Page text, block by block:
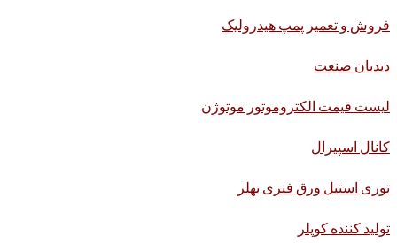
فروش و تعمیر پمپ هیدرولیک
دیدبان صنعت
لیست قیمت الکتروموتور موتوژن
کانال اسپیرال
توری استیل ورق فنری بهلر
تولید کننده کوپلر